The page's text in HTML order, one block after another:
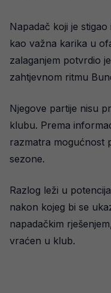
Napadač koji je
kao važna karika u
zalaganjem potvrdio
zahtjevnom ritmu
Njegove partije nisu
klubu. Prema
razmatra mogućnost
sezone.
Razlog leži u
nakon kojeg bi se
napadačkim
vraćen u klub.